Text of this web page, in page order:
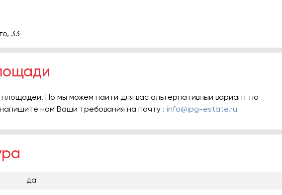
33
Но мы можем найти для вас альтернативный вариант по
нам Ваши требования на почту : info@ipg-estate.ru
да